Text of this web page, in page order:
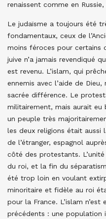
renaissent comme en
Le judaïsme a toujours été
fondamentaux, ceux de
moins féroces pour certains
juive n’a jamais revendiqué
est revenu. L’islam, qui
ennemis avec l’aide de Dieu,
sacrée différence. Le
militairement, mais aurait eu
un peuple très
les deux religions était
de l’étranger, espagnol
côté des protestants.
du roi, et la fin du
été trop loin en voulant
minoritaire et fidèle au roi
pour la France. L’islam
précédents : une population